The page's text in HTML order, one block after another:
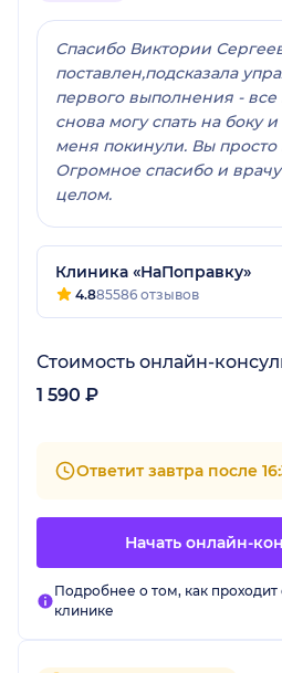
Спасибо Виктории
поставлен,подсказала
первого выполнения - все
снова могу спать на боку
меня покинули. Вы просто
Огромное спасибо и
целом.
Клиника «НаПоправку»
4.885586 отзывов
Стоимость онлайн-
1 590 ₽
Ответит завтра после
Начать онлайн-
Подробнее о том, как проходит
клинике